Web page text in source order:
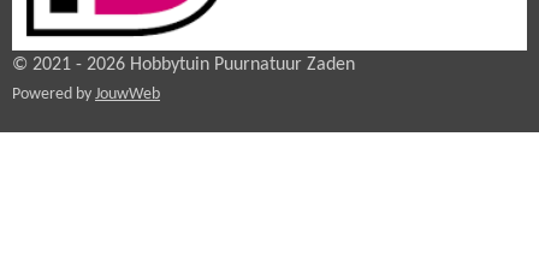
© 2021 - 2026 Hobbytuin Puurnatuur Zaden
Powered by JouwWeb